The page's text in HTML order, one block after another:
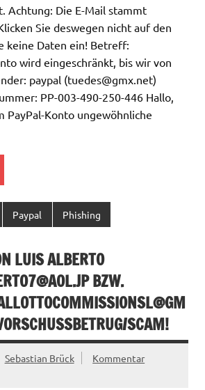
Achtung: Die E-Mail stammt
Sie deswegen nicht auf den
keine Daten ein! Betreff:
wird eingeschränkt, bis wir von
paypal (tuedes@gmx.net)
PP-003-490-250-446 Hallo,
PayPal-Konto ungewöhnliche
Paypal Phishing
LUIS ALBERTO
BZW.
SCAM!
Sebastian Brück
Kommentar